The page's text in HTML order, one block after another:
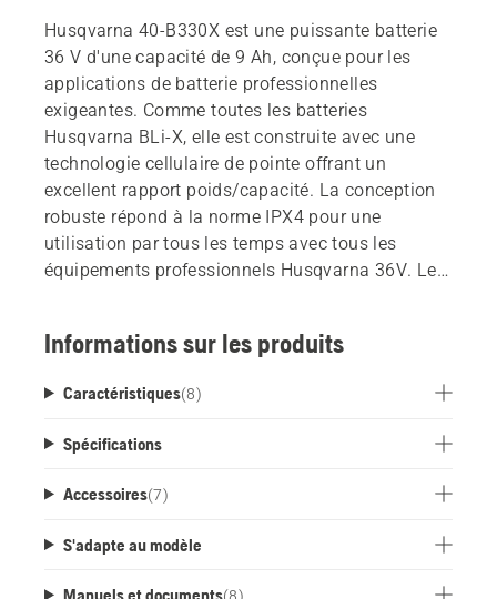
Husqvarna 40-B330X est une puissante batterie
36 V d'une capacité de 9 Ah, conçue pour les
applications de batterie professionnelles
exigeantes. Comme toutes les batteries
Husqvarna BLi-X, elle est construite avec une
technologie cellulaire de pointe offrant un
excellent rapport poids/capacité. La conception
robuste répond à la norme IPX4 pour une
utilisation par tous les temps avec tous les
équipements professionnels Husqvarna 36V. Le
connecter avec Husqvarna Fleet Services.
Informations sur les produits
Caractéristiques(8)
Spécifications
Accessoires(7)
S'adapte au modèle
Manuels et documents